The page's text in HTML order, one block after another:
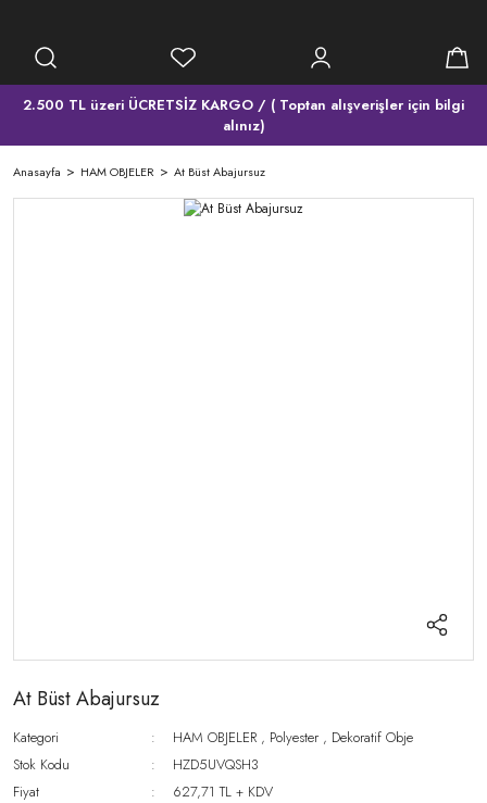
2.500 TL üzeri ÜCRETSİZ KARGO / ( Toptan alışverişler için bilgi
alınız)
Anasayfa HAM OBJELER At Büst Abajursuz
At Büst Abajursuz
Kategori HAM OBJELER , Polyester , Dekoratif Obje
Stok Kodu
HZD5UVQSH3
Fiyat
627,71 TL + KDV